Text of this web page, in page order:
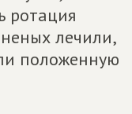
ротация
лечили,
положенную